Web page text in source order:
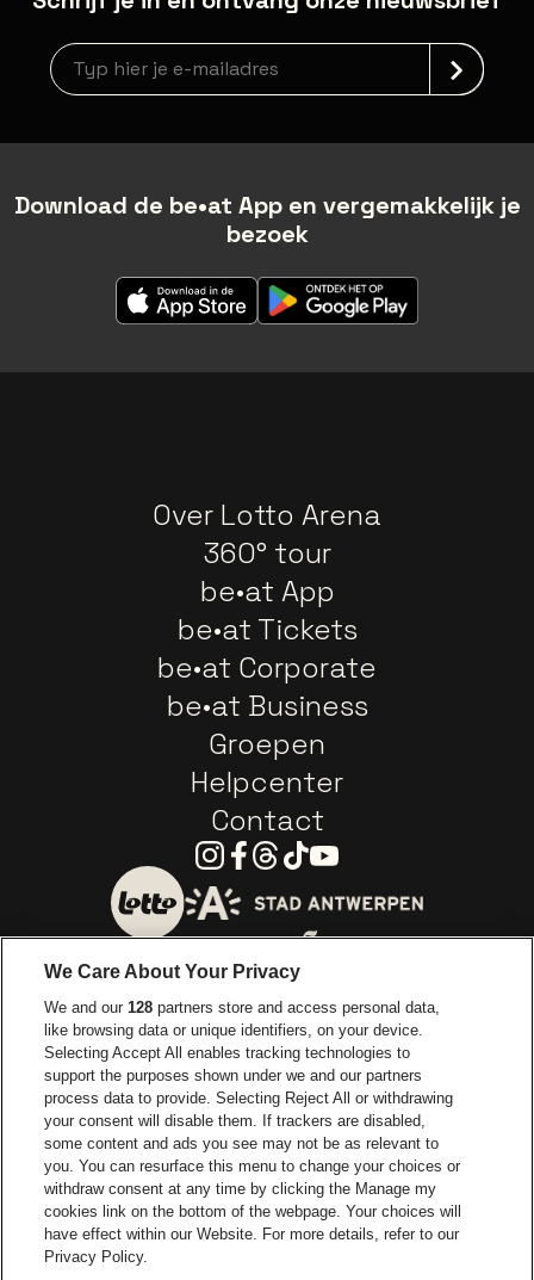
Nieuwsbrief aanmelding
Download de be•at App en vergemakkelijk je
bezoek
Over Lotto Arena
360° tour
be•at App
be•at Tickets
be•at Corporate
be•at Business
Groepen
Helpcenter
Contact
Instagram
Facebook
Threads
TiktokYoutube
Ga naar de website van
Ga naar de website van Europcar
Ga naar de
Ga naar de website van Coca-Cola
Ga naar de website van
Ga naar
Ga naar de website van Champagne
Ga naar de website
Ga naar de website van Het
Ga naar de
Lotto Arena is een deel vanbe•at
Lotto Arena
We Care About Your Privacy
We and our128 partners store and access personal data,
like browsing data or unique identifiers, on your device.
Selecting Accept All enables tracking technologies to
support the purposes shown under we and our partners
process data to provide. Selecting Reject All or withdrawing
your consent will disable them. If trackers are disabled,
some content and ads you see may not be as relevant to
you. You can resurface this menu to change your choices or
withdraw consent at any time by clicking the Manage my
cookies link on the bottom of the webpage. Your choices will
have effect within our Website. For more details, refer to our
Privacy Policy.